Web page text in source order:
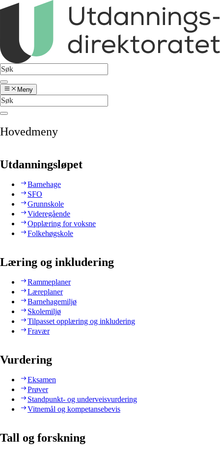
Meny
Hovedmeny
Utdanningsløpet
Barnehage
SFO
Grunnskole
Videregående
Opplæring for voksne
Folkehøgskole
Læring og inkludering
Rammeplaner
Læreplaner
Barnehagemiljø
Skolemiljø
Tilpasset opplæring og inkludering
Fravær
Vurdering
Eksamen
Prøver
Standpunkt- og underveisvurdering
Vitnemål og kompetansebevis
Tall og forskning